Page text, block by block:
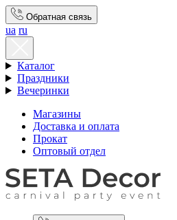
Обратная связь
ua ru
Каталог
Праздники
Вечеринки
Магазины
Доставка и оплата
Прокат
Оптовый отдел